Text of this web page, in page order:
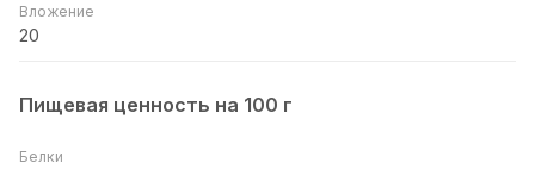
Вложение
20
Пищевая ценность на 100 г
Белки